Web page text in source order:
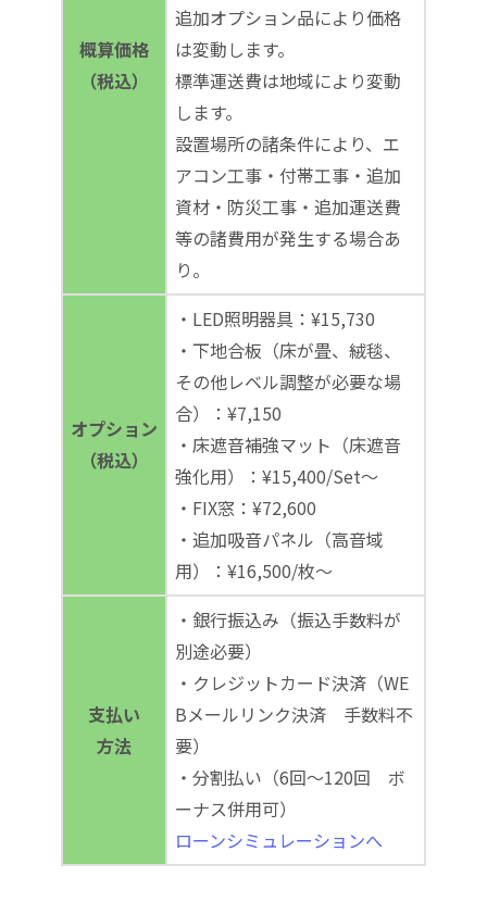
概算価格
（税込）
追加オプション品により価格
は変動します。
標準運送費は地域により変動
します。
設置場所の諸条件により、エ
アコン工事・付帯工事・追加
資材・防災工事・追加運送費
等の諸費用が発生する場合あ
り。
オプション
（税込）
・LED照明器具：¥15,730
・下地合板（床が畳、絨毯、
その他レベル調整が必要な場
合）：¥7,150
・床遮音補強マット（床遮音
強化用）：¥15,400/Set～
・FIX窓：¥72,600
・追加吸音パネル（高音域
用）：¥16,500/枚～
支払い
方法
・銀行振込み（振込手数料が
別途必要）
・クレジットカード決済（WE
Bメールリンク決済 手数料不
要）
・分割払い（6回～120回 ボ
ーナス併用可）
ローンシミュレーションへ